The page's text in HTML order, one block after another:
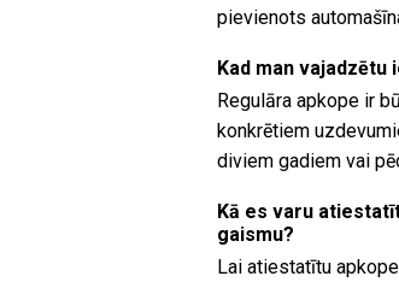
pievienots
Kad man vajadzētu
Regulāra apkope ir
konkrētiem
diviem gadiem vai
Kā es varu
gaismu?
Lai atiestatītu